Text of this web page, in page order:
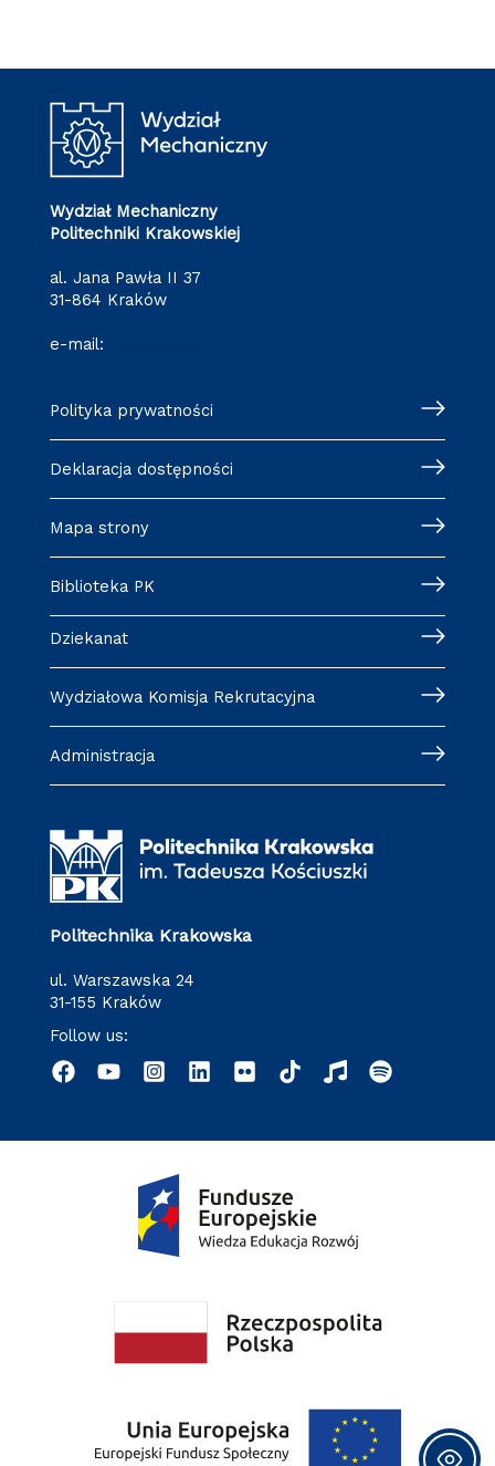
Wydział Mechaniczny
Politechniki Krakowskiej
al. Jana Pawła II 37
31-864 Kraków
e-mail:
Polityka prywatności
Deklaracja dostępności
Mapa strony
Biblioteka PK
Dziekanat
Wydziałowa Komisja Rekrutacyjna
Administracja
Politechnika Krakowska
ul. Warszawska 24
31-155 Kraków
Follow us: